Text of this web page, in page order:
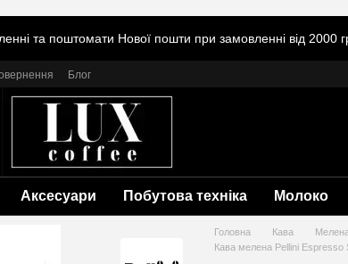
та поштомати Нової пошти при замовленні від 2000
Блог
Аксесуари Побутова техніка Молоко
Головна Кава
Кава мелена Pellini Espresso